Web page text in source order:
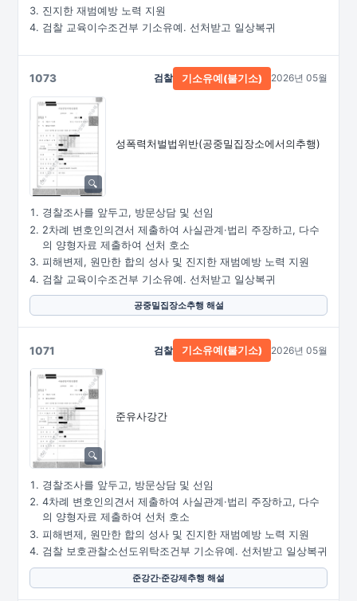
진지한 재범예방 노력 지원
검찰 교육이수조건부 기소유예. 선처받고 일상복귀
1073
성폭력처벌법위반(공중밀집장소에서의추행)
검찰 기소유예(불기소) 2026년 05월
경찰조사를 앞두고, 방문상담 및 선임
2차례 변호인의견서 제출하여 사실관계·법리 주장하고, 다수
의 양형자료 제출하여 선처 호소
피해변제, 원만한 합의 성사 및 진지한 재범예방 노력 지원
검찰 교육이수조건부 기소유예. 선처받고 일상복귀
공중밀집장소추행 해설
1071
준유사강간
검찰 기소유예(불기소) 2026년 05월
경찰조사를 앞두고, 방문상담 및 선임
4차례 변호인의견서 제출하여 사실관계·법리 주장하고, 다수
의 양형자료 제출하여 선처 호소
피해변제, 원만한 합의 성사 및 진지한 재범예방 노력 지원
검찰 보호관찰소선도위탁조건부 기소유예. 선처받고 일상복귀
준강간·준강제추행 해설